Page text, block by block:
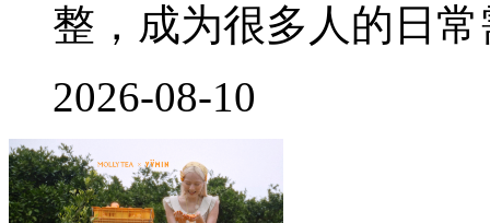
整，成为很多人的日
2026-08-10